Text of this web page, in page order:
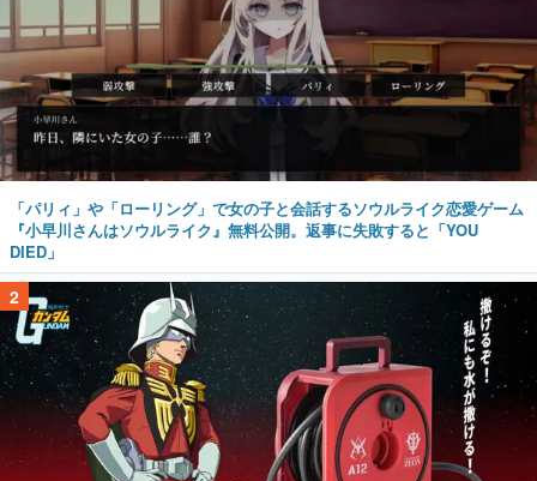
「パリィ」や「ローリング」で女の子と会話するソウルライク恋愛ゲーム
『小早川さんはソウルライク』無料公開。返事に失敗すると「YOU
DIED」
2